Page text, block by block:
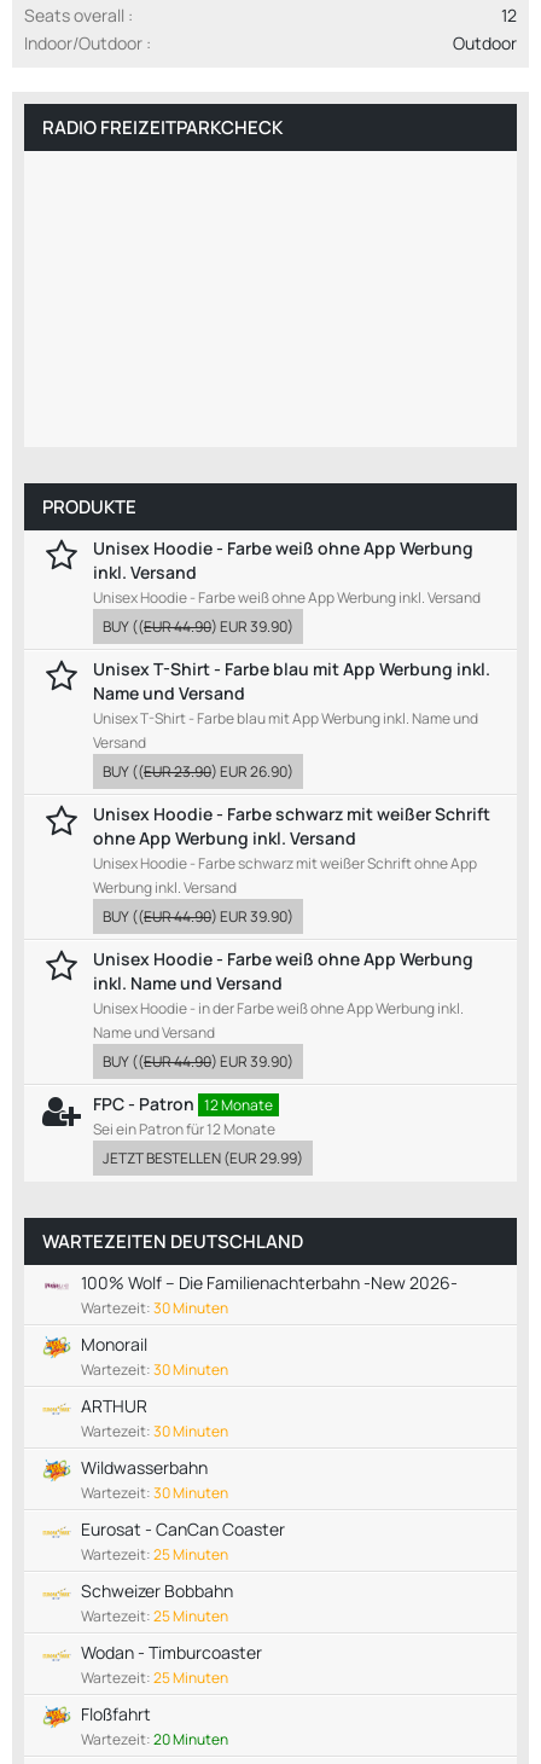
Seats overall
12
Indoor/Outdoor
Outdoor
RADIO FREIZEITPARKCHECK
PRODUKTE
Unisex Hoodie - Farbe weiß ohne App Werbung
inkl. Versand
Unisex Hoodie - Farbe weiß ohne App Werbung inkl. Versand
BUY((EUR 44.90)EUR 39.90)
Unisex T-Shirt - Farbe blau mit App Werbung inkl.
Name und Versand
Unisex T-Shirt - Farbe blau mit App Werbung inkl. Name und
Versand
BUY((EUR 23.90)EUR 26.90)
Unisex Hoodie - Farbe schwarz mit weißer Schrift
ohne App Werbung inkl. Versand
Unisex Hoodie - Farbe schwarz mit weißer Schrift ohne App
Werbung inkl. Versand
BUY((EUR 44.90)EUR 39.90)
Unisex Hoodie - Farbe weiß ohne App Werbung
inkl. Name und Versand
Unisex Hoodie - in der Farbe weiß ohne App Werbung inkl.
Name und Versand
BUY((EUR 44.90)EUR 39.90)
FPC - Patron 12 Monate
Sei ein Patron für 12 Monate
JETZT BESTELLEN(EUR 29.99)
WARTEZEITEN DEUTSCHLAND
100% Wolf – Die Familienachterbahn -New 2026-
Wartezeit:30 Minuten
Monorail
Wartezeit:30 Minuten
ARTHUR
Wartezeit:30 Minuten
Wildwasserbahn
Wartezeit:30 Minuten
Eurosat - CanCan Coaster
Wartezeit:25 Minuten
Schweizer Bobbahn
Wartezeit:25 Minuten
Wodan - Timburcoaster
Wartezeit:25 Minuten
Floßfahrt
Wartezeit:20 Minuten